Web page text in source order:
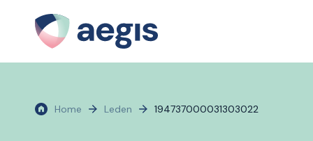
Home Leden 194737000031303022